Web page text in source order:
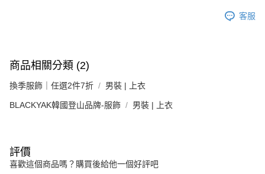
客服
商品相關分類 (2)
換季服飾｜任選2件7折 男裝 | 上衣
BLACKYAK韓國登山品牌-服飾 男裝 | 上衣
評價
喜歡這個商品嗎？購買後給他一個好評吧